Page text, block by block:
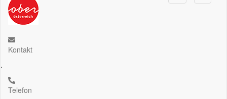
Kontakt
.
Telefon